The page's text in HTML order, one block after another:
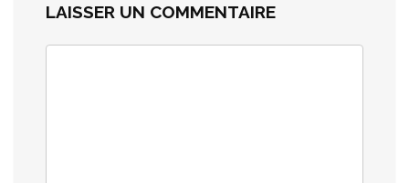
LAISSER UN COMMENTAIRE